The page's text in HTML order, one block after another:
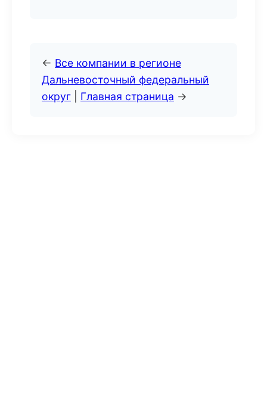
← Все компании в регионе
Дальневосточный федеральный
округ
Главная страница →